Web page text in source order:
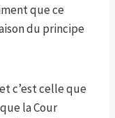
que ce
du principe
c’est celle que
la Cour